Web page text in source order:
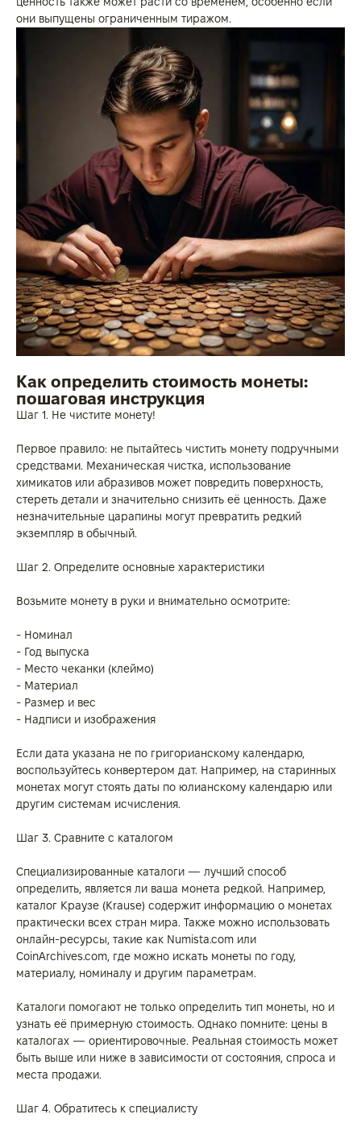
они выпущены ограниченным тиражом.
Как определить стоимость монеты:
пошаговая инструкция
Шаг 1. Не чистите монету!
Первое правило: не пытайтесь чистить монету подручными
средствами. Механическая чистка, использование
химикатов или абразивов может повредить поверхность,
стереть детали и значительно снизить её ценность. Даже
незначительные царапины могут превратить редкий
экземпляр в обычный.
Шаг 2. Определите основные характеристики
Возьмите монету в руки и внимательно осмотрите:
- Номинал
- Год выпуска
- Место чеканки (клеймо)
- Материал
- Размер и вес
- Надписи и изображения
Если дата указана не по григорианскому календарю,
воспользуйтесь конвертером дат. Например, на старинных
монетах могут стоять даты по юлианскому календарю или
другим системам исчисления.
Шаг 3. Сравните с каталогом
Специализированные каталоги — лучший способ
определить, является ли ваша монета редкой. Например,
каталог Краузе (Krause) содержит информацию о монетах
практически всех стран мира. Также можно использовать
онлайн-ресурсы, такие как Numista.com или
CoinArchives.com, где можно искать монеты по году,
материалу, номиналу и другим параметрам.
Каталоги помогают не только определить тип монеты, но и
узнать её примерную стоимость. Однако помните: цены в
каталогах — ориентировочные. Реальная стоимость может
быть выше или ниже в зависимости от состояния, спроса и
места продажи.
Шаг 4. Обратитесь к специалисту